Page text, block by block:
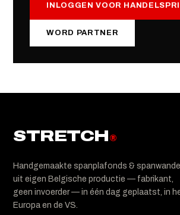
INLOGGEN VOOR
WORD PARTNER
STRETCH®
Handgemaakte spanplafonds &
uit eigen Belgische productie — fabrikant,
geen invoerder — in één dag geplaatst, in
Europa en de VS.